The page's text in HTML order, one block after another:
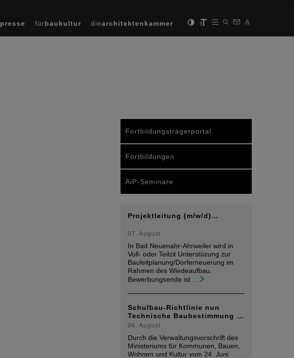
presse fürbaukultur diearchitektenkammer
Fortbildungsträgerportal
Fortbildungen
AiP-Seminare
Projektleitung (m/w/d)…
07. August
In Bad Neuenahr-Ahrweiler wird in
Voll- oder Teilzit Unterstüzung zur
Bauleitplanung/Dorferneuerung im
Rahmen des Wiedeaufbau,
Bewerbungsende ist
Schulbau-Richtlinie nun
Technische Baubestimmung …
06. August
Durch die Verwaltungsvorschrift des
Ministeriums für Kommunen, Bauen,
Wohnen und Kultur vom 24. Juni